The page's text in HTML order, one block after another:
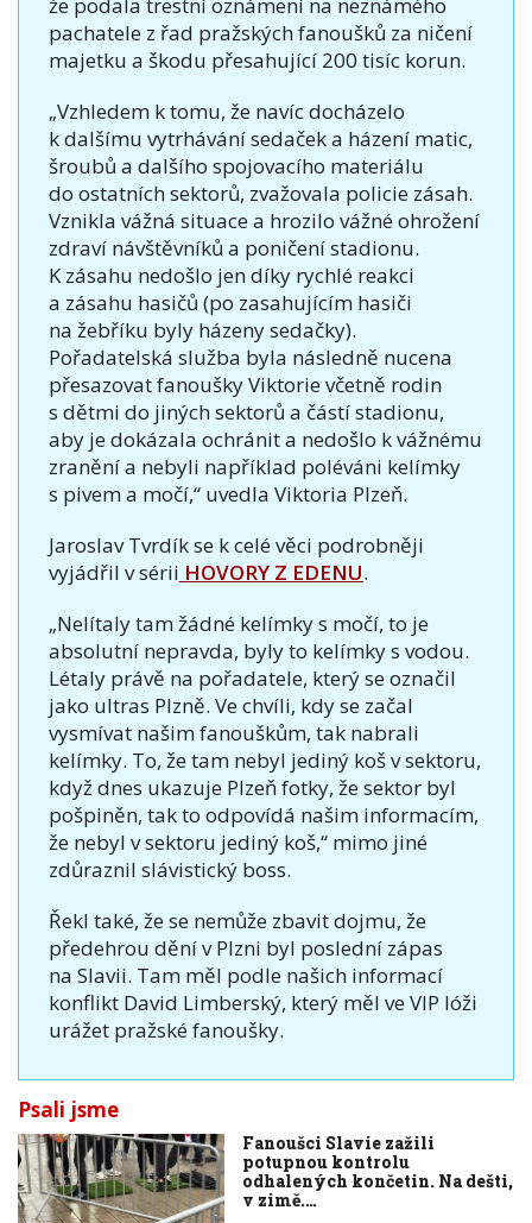
pachatele z řad pražských fanoušků za ničení
majetku a škodu přesahující 200 tisíc korun.
„Vzhledem k tomu, že navíc docházelo
k dalšímu vytrhávání sedaček a házení matic,
šroubů a dalšího spojovacího materiálu
do ostatních sektorů, zvažovala policie zásah.
Vznikla vážná situace a hrozilo vážné ohrožení
zdraví návštěvníků a poničení stadionu.
K zásahu nedošlo jen díky rychlé reakci
a zásahu hasičů (po zasahujícím hasiči
na žebříku byly házeny sedačky).
Pořadatelská služba byla následně nucena
přesazovat fanoušky Viktorie včetně rodin
s dětmi do jiných sektorů a částí stadionu,
aby je dokázala ochránit a nedošlo k vážnému
zranění a nebyli například poléváni kelímky
s pivem a močí,“ uvedla Viktoria Plzeň.
Jaroslav Tvrdík se k celé věci podrobněji
vyjádřil v sérii HOVORY Z EDENU.
„Nelítaly tam žádné kelímky s močí, to je
absolutní nepravda, byly to kelímky s vodou.
Létaly právě na pořadatele, který se označil
jako ultras Plzně. Ve chvíli, kdy se začal
vysmívat našim fanouškům, tak nabrali
kelímky. To, že tam nebyl jediný koš v sektoru,
když dnes ukazuje Plzeň fotky, že sektor byl
pošpiněn, tak to odpovídá našim informacím,
že nebyl v sektoru jediný koš,“ mimo jiné
zdůraznil slávistický boss.
Řekl také, že se nemůže zbavit dojmu, že
předehrou dění v Plzni byl poslední zápas
na Slavii. Tam měl podle našich informací
konflikt David Limberský, který měl ve VIP lóži
urážet pražské fanoušky.
Psali jsme
Fanoušci Slavie zažili
potupnou kontrolu
odhalených končetin. Na dešti,
v zimě.…